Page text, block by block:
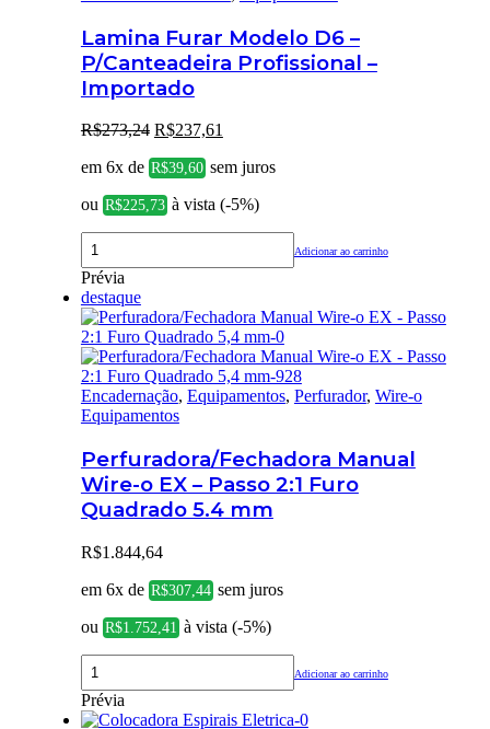
Lamina Furar Modelo D6 –
P/Canteadeira Profissional –
Importado
R$273,24 O
original
R$273,24.
R$237,61
atual
R$237,61.
em 6x de R$39,60 sem juros
ou R$225,73 à vista (-5%)
Adicionar ao carrinho
Prévia
destaque
Encadernação, Equipamentos, Perfurador, Wire-o
Equipamentos
Perfuradora/Fechadora Manual
Wire-o EX – Passo 2:1 Furo
Quadrado 5.4 mm
R$1.844,64
em 6x de R$307,44 sem juros
ou R$1.752,41 à vista (-5%)
Adicionar ao carrinho
Prévia